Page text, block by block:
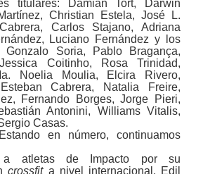
titulares: Damián Tort,
Darwin
Christian Estela, José L.
Carlos Stajano,
Adriana
Luciano Fernándezy los
Gonzalo Soria, Pablo Bragança,
Coitinho, Rosa Trinidad,
Noelia Moulia, Elcira Rivero,
Cabrera, Natalia Freire,
Fernando Borges, Jorge Pieri,
Antonini, Williams Vitalis,
Casas.
en número, continuamos
a atletas de Impacto por su
crossfita nivel internacional. Edil